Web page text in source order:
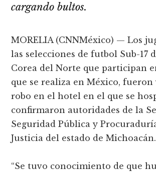
cargando bultos.
MORELIA (CNNMéxico) — Los
las selecciones de futbol Sub-17
Corea del Norte que participan
que se realiza en México, fueron
robo en el hotel en el que se
confirmaron autoridades de la
Seguridad Pública y
Justicia del estado de Michoacán.
“Se tuvo conocimiento de que